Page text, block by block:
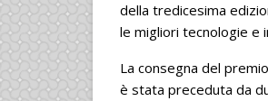
della tredicesima
le migliori tecnologie e
La consegna del
è stata preceduta da